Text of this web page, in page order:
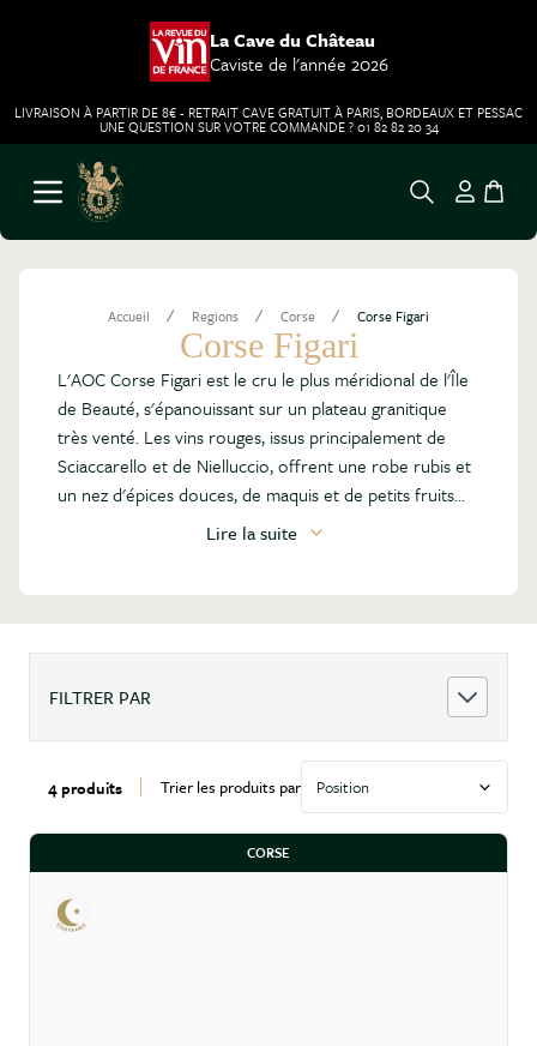
La Cave du Château
Caviste de l'année 2026
LIVRAISON À PARTIR DE 8€ - RETRAIT CAVE GRATUIT À PARIS, BORDEAUX ET PESSAC
UNE QUESTION SUR VOTRE COMMANDE ? 01 82 82 20 34
Aller au contenu
Ouvrir le menu
Accueil / Regions / Corse / Corse Figari
Corse Figari
L'AOC Corse Figari est le cru le plus méridional de l'Île
de Beauté, s'épanouissant sur un plateau granitique
très venté. Les vins rouges, issus principalement de
Sciaccarello et de Nielluccio, offrent une robe rubis et
un nez d'épices douces, de maquis et de petits fruits
rouges. En bouche, ils se distinguent par une belle
Lire la suite
FILTRER PAR
4 produits Trier les produits par
CORSE